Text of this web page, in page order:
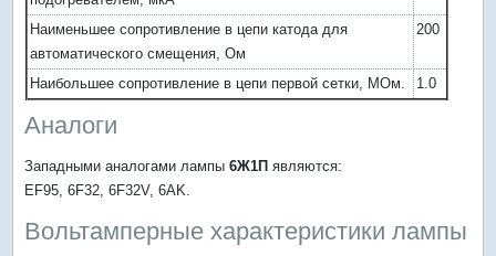
Наименьшее сопротивление в цепи катода для
автоматического смещения, Ом
200
Наибольшее сопротивление в цепи первой сетки, МОм. 1.0
Аналоги
Западными аналогами лампы6Ж1П являются:
EF95, 6F32, 6F32V, 6AK.
Вольтамперные характеристики лампы